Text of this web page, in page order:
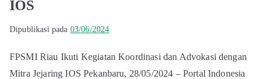
IOS
Dipublikasi pada 03/06/2024
FPSMI Riau Ikuti Kegiatan Koordinasi dan Advokasi dengan
Mitra Jejaring IOS Pekanbaru, 28/05/2024 – Portal Indonesia